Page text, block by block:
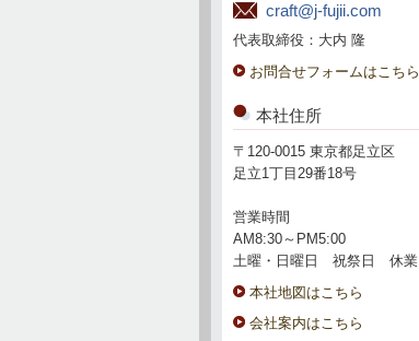
craft@j-fujii.com
代表取締役：大内 隆
お問合せフォームはこちら
本社住所
〒120-0015 東京都足立区
足立1丁目29番18号
営業時間
AM8:30～PM5:00
土曜・日曜日 祝祭日 休業
本社地図はこちら
会社案内はこちら